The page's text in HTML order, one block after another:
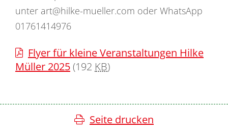
unter art@hilke-mueller.com oder WhatsApp
01761414976
Flyer für kleine Veranstaltungen Hilke
Müller 2025(192 KB)
Seite drucken